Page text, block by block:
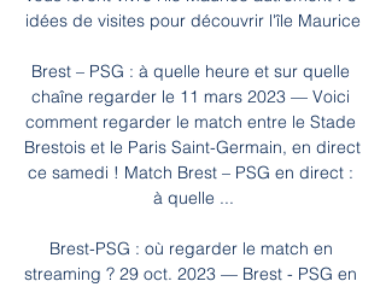
idées de visites pour découvrir l'île Maurice
Brest – PSG : à quelle heure et sur quelle
chaîne regarder le 11 mars 2023 — Voici
comment regarder le match entre le Stade
Brestois et le Paris Saint-Germain, en direct
ce samedi ! Match Brest – PSG en direct :
à quelle ...
Brest-PSG : où regarder le match en
streaming ? 29 oct. 2023 — Brest - PSG en